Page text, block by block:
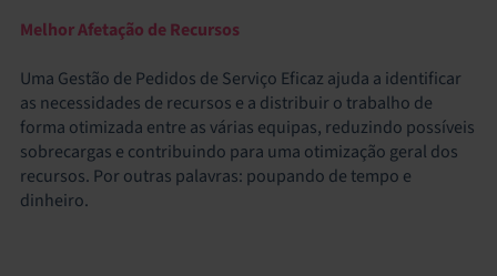
Melhor Afetação de Recursos
Uma Gestão de Pedidos de Serviço Eficaz ajuda a identificar
as necessidades de recursos e a distribuir o trabalho de
forma otimizada entre as várias equipas, reduzindo possíveis
sobrecargas e contribuindo para uma otimização geral dos
recursos. Por outras palavras: poupando de tempo e
dinheiro.